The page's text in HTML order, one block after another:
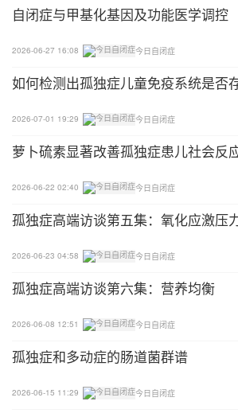
子进行再教育。
要对孩子的生活有规划，各项训练
时间，慢慢地形成习惯，孩子就少
少了这种异常的情绪反应。
2.在孩子情绪不稳定时，尽量不解
当孩子发脾气时，不管别人说什么
所以，所有的解释都不能有效果。
喜欢的玩具或游戏等，还可以让孩
不再那么长，让他平静下来。
3.事后让孩子整理情绪
自闭症与甲基化基因及功能医学调控
2026-06-27 16:08 今日自闭症
如何检测出孤独症儿童免疫系统是否
2026-07-01 19:29 今日自闭症
萝卜硫素显著改善孤独症患儿社会反
2026-06-22 02:40 今日自闭症
孤独症高端访谈第五集：氧化应激压
2026-06-23 04:58 今日自闭症
孤独症高端访谈第六集：营养均衡
2026-06-08 12:51 今日自闭症
孤独症和多动症的肠道菌群谱
2026-06-15 11:29 今日自闭症